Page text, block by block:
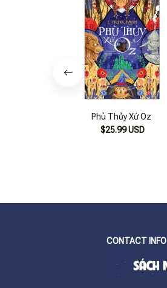
Phù Thủy Xứ Oz
$25.99 USD
CONTACT INFO